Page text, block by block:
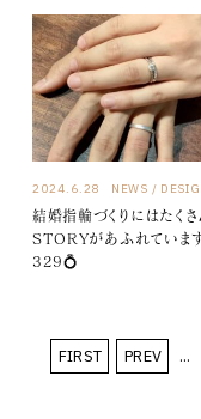
2024.6.28 NEWS
結婚指輪づくりにはたく
STORYがあふれていま
329💍
FIRST PREV ...